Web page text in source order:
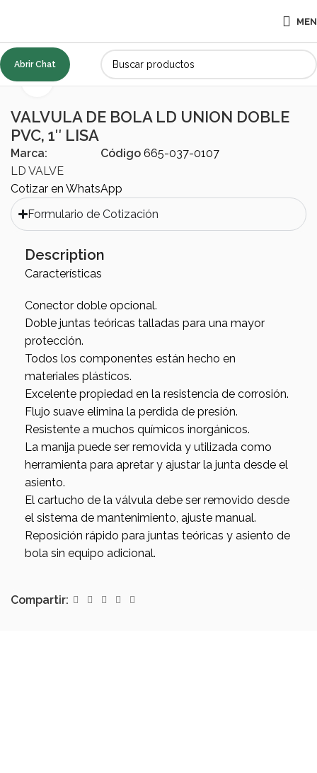
Abrir Chat
Inicio ACCESORIOS Válvulas
Click to enlarge
VALVULA DE BOLA LD UNION DOBLE
PVC, 1″ LISA
Marca:
LD VALVE
Código 665-037-0107
Cotizar en WhatsApp
Formulario de Cotización
Description
Características
Conector doble opcional.
Doble juntas teóricas talladas para una mayor
protección.
Todos los componentes están hecho en
materiales plásticos.
Excelente propiedad en la resistencia de corrosión.
Flujo suave elimina la perdida de presión.
Resistente a muchos químicos inorgánicos.
La manija puede ser removida y utilizada como
herramienta para apretar y ajustar la junta desde el
asiento.
El cartucho de la válvula debe ser removido desde
el sistema de mantenimiento, ajuste manual.
Reposición rápido para juntas teóricas y asiento de
bola sin equipo adicional.
Compartir: